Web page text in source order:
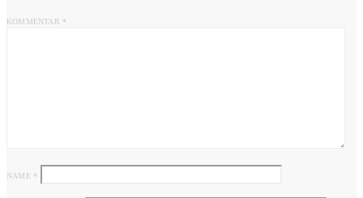
KOMMENTAR *
NAME *